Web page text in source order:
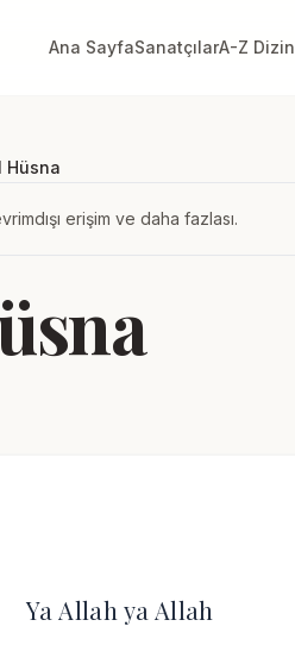
Ana SayfaSanatçılarA-Z Dizin
Hüsna
erişim ve daha fazlası.
Ya Allah ya Allah